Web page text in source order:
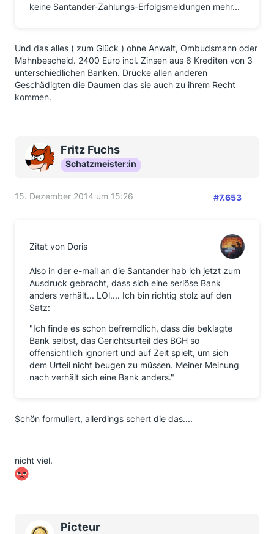
keine Santander-Zahlungs-Erfolgsmeldungen mehr...
Und das alles ( zum Glück ) ohne Anwalt, Ombudsmann oder
Mahnbescheid. 2400 Euro incl. Zinsen aus 6 Krediten von 3
unterschiedlichen Banken. Drücke allen anderen
Geschädigten die Daumen das sie auch zu ihrem Recht
kommen.
Fritz Fuchs
Schatzmeister:in
15. Dezember 2014 um 15:26 #7.653
Zitat von Doris
Also in der e-mail an die Santander hab ich jetzt zum
Ausdruck gebracht, dass sich eine seriöse Bank
anders verhält... LOl.... Ich bin richtig stolz auf den
Satz:
"Ich finde es schon befremdlich, dass die beklagte
Bank selbst, das Gerichtsurteil des BGH so
offensichtlich ignoriert und auf Zeit spielt, um sich
dem Urteil nicht beugen zu müssen. Meiner Meinung
nach verhält sich eine Bank anders."
Schön formuliert, allerdings schert die das....
nicht viel.
Picteur